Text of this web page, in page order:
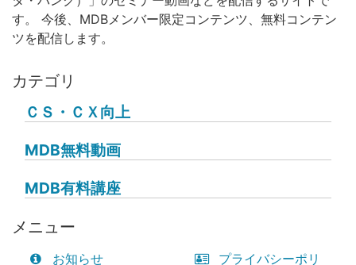
す。 今後、MDBメンバー限定コンテンツ、無料コンテン
ツを配信します。
カテゴリ
ＣＳ・ＣＸ向上
MDB無料動画
MDB有料講座
メニュー
お知らせ プライバシーポリ